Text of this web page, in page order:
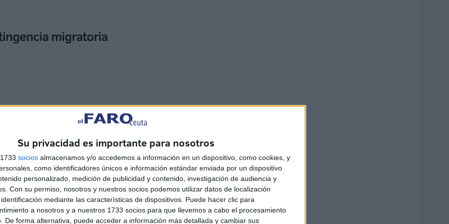
Su privacidad es importante para nosotros
socios almacenamos y/o accedemos a información en un dispositivo, como cookies, y
como identificadores únicos e información estándar enviada por un dispositivo
personalizado, medición de publicidad y contenido, investigación de audiencia y
Con su permiso, nosotros y nuestros socios podemos utilizar datos de localización
mediante las características de dispositivos. Puede hacer clic para
a nosotros y a nuestros 1733 socios para que llevemos a cabo el procesamiento
De forma alternativa, puede acceder a información más detallada y cambiar sus
migratoria
varias semanas aprobada en la ciudad autónoma,
parte del Ejecutivo nacional que estos territorios
de acogida.
requisitospara declarar esa contingencia porque en la
ordinaria, por lo que podrán derivarse